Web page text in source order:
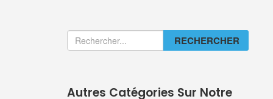
RECHERCHER
Autres Catégories Sur Notre